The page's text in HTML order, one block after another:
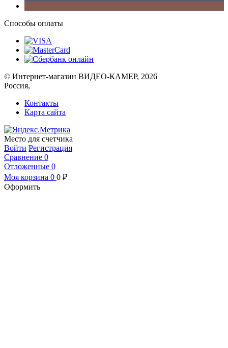
Способы оплаты
© Интернет-магазин ВИДЕО-КАМЕР, 2026
Россия,
Контакты
Карта сайта
Место для счетчика
Войти Регистрация
Сравнение 0
Отложенные 0
Моя корзина 0 0 ₽
Оформить